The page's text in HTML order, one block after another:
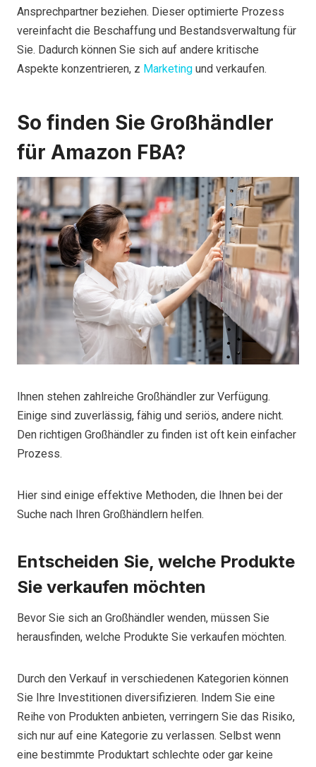
Ansprechpartner beziehen. Dieser optimierte Prozess
vereinfacht die Beschaffung und Bestandsverwaltung für
Sie. Dadurch können Sie sich auf andere kritische
Aspekte konzentrieren, z Marketing und verkaufen.
So finden Sie Großhändler
für Amazon FBA?
Ihnen stehen zahlreiche Großhändler zur Verfügung.
Einige sind zuverlässig, fähig und seriös, andere nicht.
Den richtigen Großhändler zu finden ist oft kein einfacher
Prozess.
Hier sind einige effektive Methoden, die Ihnen bei der
Suche nach Ihren Großhändlern helfen.
Entscheiden Sie, welche Produkte
Sie verkaufen möchten
Bevor Sie sich an Großhändler wenden, müssen Sie
herausfinden, welche Produkte Sie verkaufen möchten.
Durch den Verkauf in verschiedenen Kategorien können
Sie Ihre Investitionen diversifizieren. Indem Sie eine
Reihe von Produkten anbieten, verringern Sie das Risiko,
sich nur auf eine Kategorie zu verlassen. Selbst wenn
eine bestimmte Produktart schlechte oder gar keine